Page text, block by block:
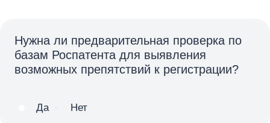
Нужна ли предварительная проверка по
базам Роспатента для выявления
возможных препятствий к регистрации?
Да Нет